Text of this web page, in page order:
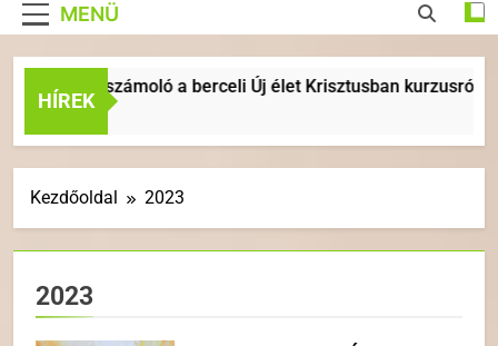
MENÜ
HÍREK
és beszámoló a berceli Új élet Krisztusban kurzusról
Kezdőoldal 2023
2023